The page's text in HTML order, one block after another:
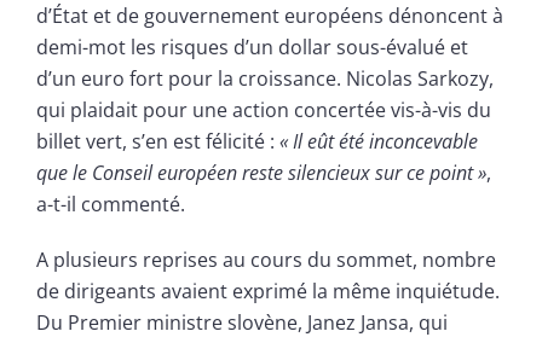
d’État et de gouvernement européens dénoncent à
demi-mot les risques d’un dollar sous-évalué et
d’un euro fort pour la croissance. Nicolas Sarkozy,
qui plaidait pour une action concertée vis-à-vis du
billet vert, s’en est félicité : « Il eût été inconcevable
que le Conseil européen reste silencieux sur ce point »,
a-t-il commenté.
A plusieurs reprises au cours du sommet, nombre
de dirigeants avaient exprimé la même inquiétude.
Du Premier ministre slovène, Janez Jansa, qui